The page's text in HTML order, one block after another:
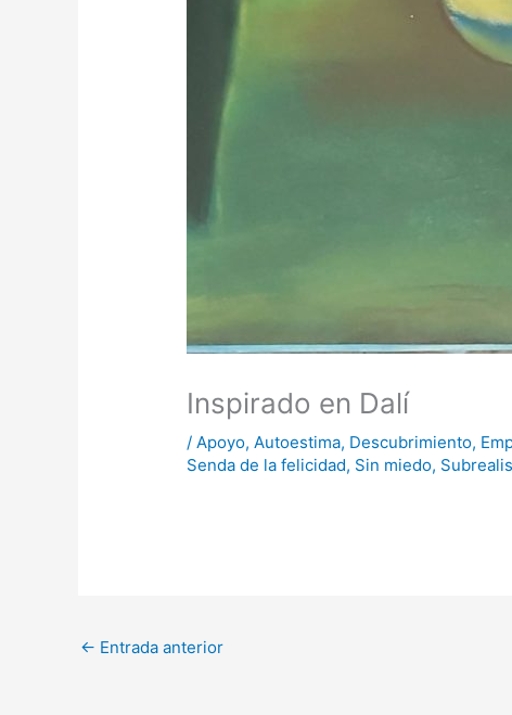
Inspirado en Dalí
/Apoyo,Autoestima, Descubrimiento,
Senda de la felicidad, Sin miedo,
← Entrada anterior